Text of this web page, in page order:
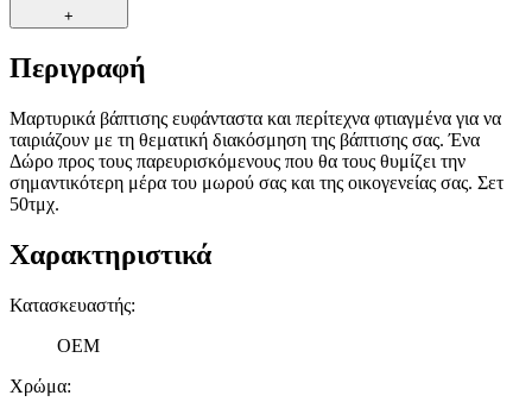
+
Περιγραφή
Μαρτυρικά βάπτισης ευφάνταστα και περίτεχνα φτιαγμένα για να
ταιριάζουν με τη θεματική διακόσμηση της βάπτισης σας. Ένα
Δώρο προς τους παρευρισκόμενους που θα τους θυμίζει την
σημαντικότερη μέρα του μωρού σας και της οικογενείας σας. Σετ
50τμχ.
Χαρακτηριστικά
Κατασκευαστής:
OEM
Χρώμα: